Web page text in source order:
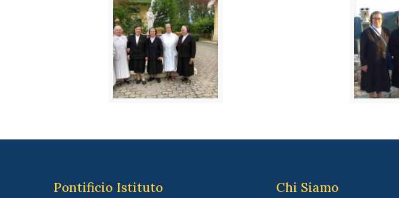
Pontificio Istituto
Chi Siamo